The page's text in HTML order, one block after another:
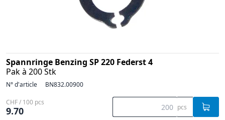
Spannringe Benzing SP 220 Federst 4
Pak à 200 Stk
N° d'article BN832.00900
CHF / 100 pcs
9.70 pcs